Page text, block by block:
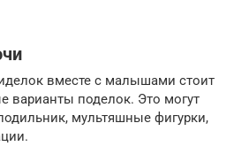
вместе с малышами стоит
варианты поделок. Это могут
мультяшные фигурки,